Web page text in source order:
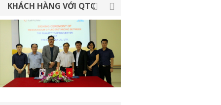
KHÁCH HÀNG VỚI QTC